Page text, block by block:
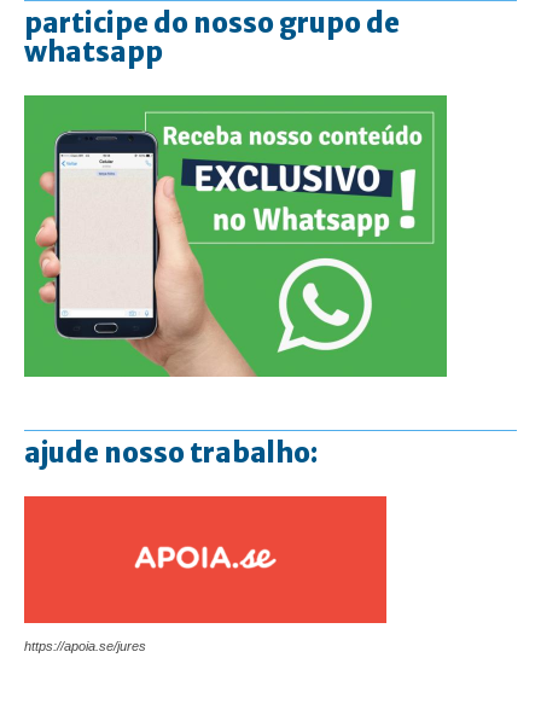
participe do nosso grupo de
whatsapp
ajude nosso trabalho:
https://apoia.se/jures